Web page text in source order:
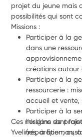
projet du jeune mais
possibilités qui sont
Missions :
Participer à la
dans une
créations autour
Participer à la
ressourcerie :
accueil et vente,
Participer à la
l'origine de
(réparation,
Ces missions sont
Yvelines, à Epernon,